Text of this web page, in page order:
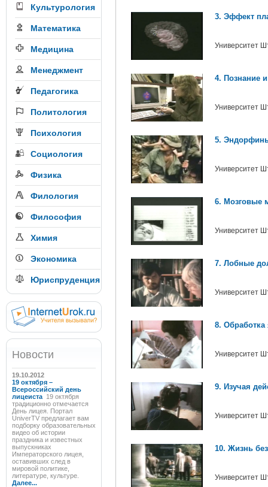
Культурология
Математика
Медицина
Менеджмент
Педагогика
Политология
Психология
Социология
Физика
Филология
Философия
Химия
Экономика
Юриспруденция
Новости
19.10.2012
19 октября –
Всероссийский день
лицеиста 19 октября
традиционно отмечается
День лицея. Портал
UniverTV предлагает вам
подборку образовательных
видео об истории
праздника и известных
выпускниках
Императорского лицея,
оставивших след в
мировой политике,
литературе, культуре.
Далее...
3. Эффект
Университет
4. Познание
Университет
5.
Университет
6. Мозговые
Университет
7. Лобные
Университет
8. Обработка
Университет
9. Изучая
Университет
10. Жизнь
Университет